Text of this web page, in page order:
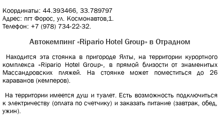
Координаты: 44.393466, 33.789797
Адрес: пгт Форос, ул. Космонавтов,1.
Телефон: +7 (978) 734-22-32.
Автокемпинг «Ripario Hotel Group» в Отрадном
Находится эта стоянка в пригороде Ялты, на территории курортного
комплекса «Ripario Hotel Group», в прямой близости от знаменитых
Массандровских пляжей. На стоянке может поместиться до 26
караванов (кемперов).
На территории имеется душ и туалет. Есть возможность подключиться
к электричеству (оплата по счетчику) и заказать питание (завтрак, обед,
ужин).